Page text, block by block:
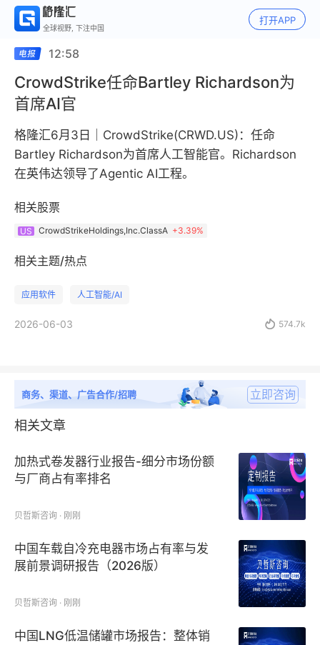
全球视野, 下注中国
打开APP
12:58
CrowdStrike任命Bartley Richardson为
首席AI官
格隆汇6月3日｜CrowdStrike(CRWD.US)：任命
Bartley Richardson为首席人工智能官。Richardson
在英伟达领导了Agentic AI工程。
相关股票
US CrowdStrikeHoldings,Inc.ClassA +3.39%
相关主题/热点
应用软件 人工智能/AI
2026-06-03  574.7k
商务、渠道、广告合作/招聘 立即咨询
相关文章
加热式卷发器行业报告-细分市场份额
与厂商占有率排名
贝哲斯咨询 · 刚刚
中国车载自冷充电器市场占有率与发
展前景调研报告（2026版）
贝哲斯咨询 · 刚刚
中国LNG低温储罐市场报告：整体销